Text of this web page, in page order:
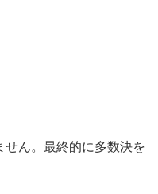
せん。最終的に多数決を